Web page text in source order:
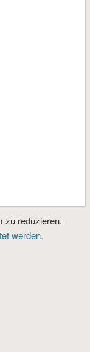
zu reduzieren.
werden.